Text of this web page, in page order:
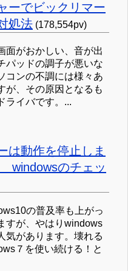
ーでビックリマー
処法 (178,554pv)
面がおかしい、音が出
パッドの調子が悪いな
コンの不調には様々あ
が、その原因となるも
ライバです。...
は動作を停止しま
windowsのチェッ
の普及率も上がっ
すが、やはりwindows
気があります。壊れる
７を使い続ける！と